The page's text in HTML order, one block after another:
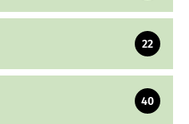
22
40